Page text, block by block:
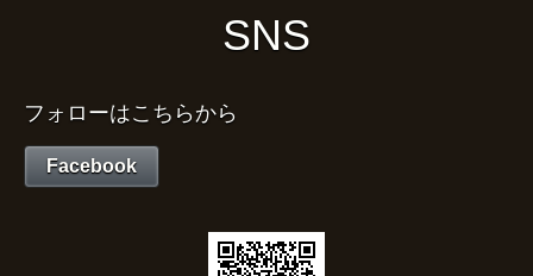
SNS
フォローはこちらから
Facebook